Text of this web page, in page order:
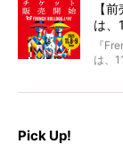
ェス
に豪
北は
グが
【
は、
マ
『
は、
お
Pick Up!